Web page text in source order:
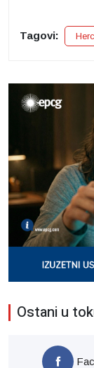
Tagovi:
Ostani u